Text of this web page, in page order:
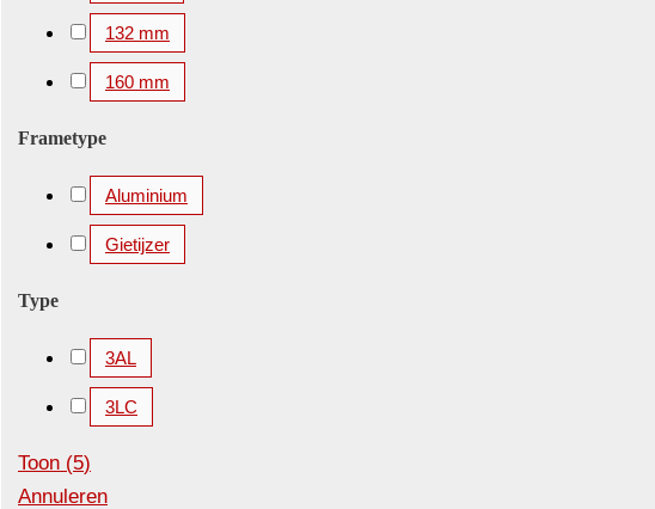
132 mm
160 mm
Frametype
Aluminium
Gietijzer
Type
3AL
3LC
Toon (5)
Annuleren